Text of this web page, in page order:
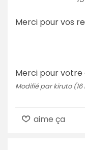
Merci pour vos
Merci pour votre
Modifié par kiruto (16
aime ça